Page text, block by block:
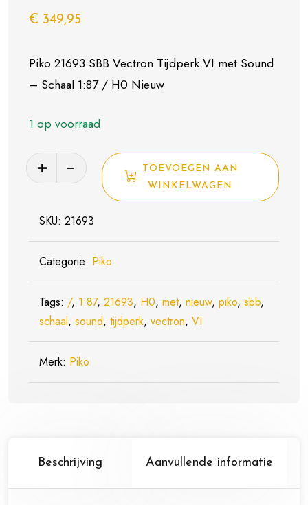
€ 349,95
Piko 21693 SBB Vectron Tijdperk VI met Sound
– Schaal 1:87 / H0 Nieuw
1 op voorraad
Piko
21693
Vectron
Tijdperk
VI
Sound
1:87
TOEVOEGEN AAN
WINKELWAGEN
SKU: 21693
Categorie: Piko
Tags: /, 1:87, 21693, H0, met, nieuw, piko, sbb,
schaal, sound, tijdperk, vectron, VI
Merk: Piko
Beschrijving Aanvullende informatie